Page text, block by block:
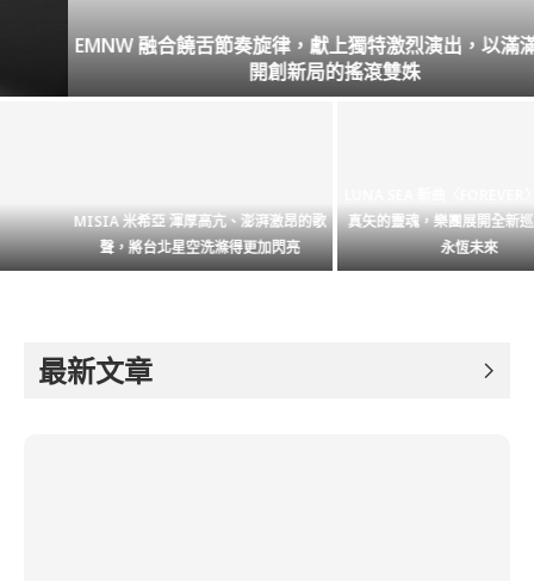
EMNW 融合饒舌節奏旋律，獻上獨特激烈演出，以滿滿正能量
開創新局的搖滾雙姝
MISIA 米希亞 渾厚高亢、澎湃激昂的歌
聲，將台北星空洗滌得更加閃亮
真矢的靈魂，樂團展開全新巡迴，迎向
永恆未來
最新文章